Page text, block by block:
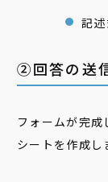
記述
②回答の送
フォームが完
シートを作成し